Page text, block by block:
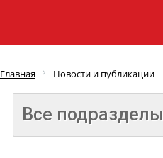
Главная Новости и публикации
Все подразделы